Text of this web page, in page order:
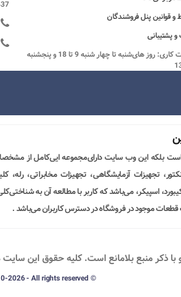
و قوانین پنل فروشندگان
پشتیبانی
ساعات کاری: روز های‌شنبه تا چهار شنبه 9 تا 18 و پنجشنبه
بلکه این وب سایت دارای‌مجموعه ایی‌کامل از
تجهیزات آزمایشگاهی، تجهیزات مخابراتی، رله،
اسپیکر، می‌باشد که کاربر با مطالعه آن به
موجود در فروشگاه در دسترس کاربران می‌باشد .
ذکر منبع بلامانع است. کليه حقوق اين
© ICKala 2010-2026 - All rights reserved